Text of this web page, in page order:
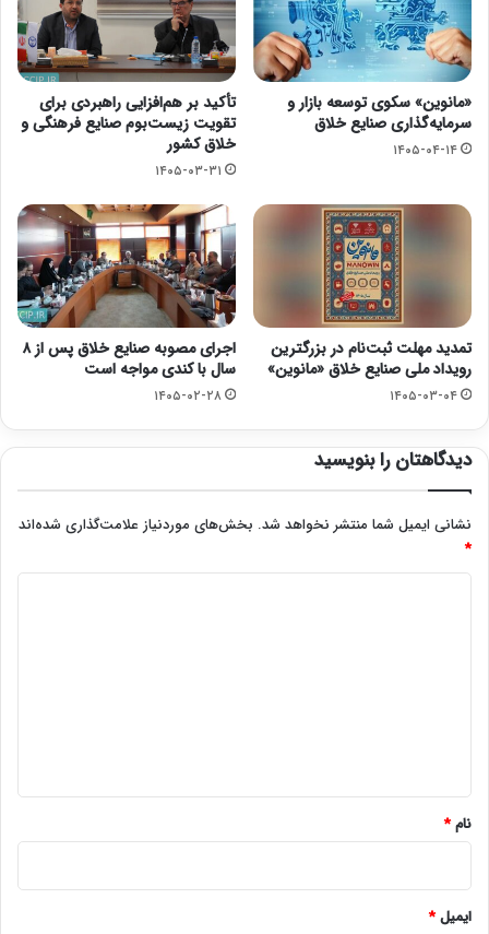
«مانوین» سکوی توسعه بازار و
سرمایه‌گذاری صنایع خلاق
۱۴۰۵-۰۴-۱۴
تأکید بر هم‌افزایی راهبردی برای
تقویت زیست‌بوم صنایع فرهنگی و
خلاق کشور
۱۴۰۵-۰۳-۳۱
تمدید مهلت ثبت‌نام در بزرگترین
رویداد ملی صنایع خلاق «مانوین»
۱۴۰۵-۰۳-۰۴
اجرای مصوبه صنایع خلاق پس از ۸
سال با کندی مواجه است
۱۴۰۵-۰۲-۲۸
دیدگاهتان را بنویسید
نشانی ایمیل شما منتشر نخواهد شد. بخش‌های موردنیاز علامت‌گذاری شده‌اند
*
نام*
ایمیل*